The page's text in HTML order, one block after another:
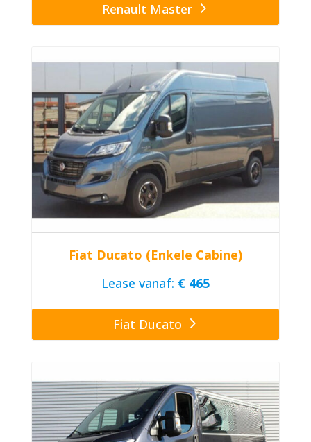
Renault Master
Fiat Ducato (Enkele Cabine)
Lease vanaf: € 465
Fiat Ducato